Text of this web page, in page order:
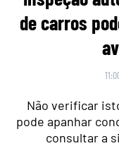
de carros
Não verificar
pode apanhar
consultar a